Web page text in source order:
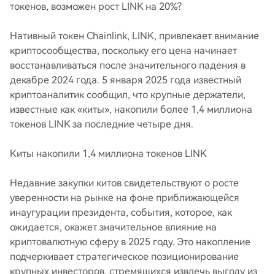
токенов, возможен рост LINK на 20%?
Нативный токен Chainlink, LINK, привлекает внимание
криптосообщества, поскольку его цена начинает
восстанавливаться после значительного падения в
декабре 2024 года. 5 января 2025 года известный
криптоаналитик сообщил, что крупные держатели,
известные как «киты», накопили более 1,4 миллиона
токенов LINK за последние четыре дня.
Киты накопили 1,4 миллиона токенов LINK
Недавние закупки китов свидетельствуют о росте
уверенности на рынке на фоне приближающейся
инаугурации президента, события, которое, как
ожидается, окажет значительное влияние на
криптовалютную сферу в 2025 году. Это накопление
подчеркивает стратегическое позиционирование
крупных инвесторов, стремящихся извлечь выгоду из